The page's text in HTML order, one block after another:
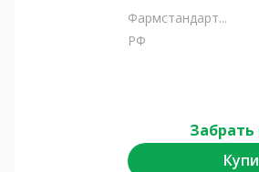
Фармстандарт...
РФ
Забрать